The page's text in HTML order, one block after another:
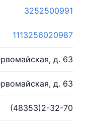
3252500991
1113256020987
д. 63
д. 63
(48353)2-32-70